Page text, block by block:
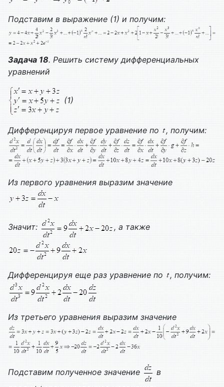
Подставим в выражение (1) и получим:
Задача 18. Решить систему дифференциальных
уравнений
(1)
Дифференцируя первое уравнение по , получим:
Из первого уравнения выразим значение
Значит: , а также
Дифференцируя еще раз уравнение по , получим:
Из третьего уравнения выразим значение
Подставим полученное значение
в